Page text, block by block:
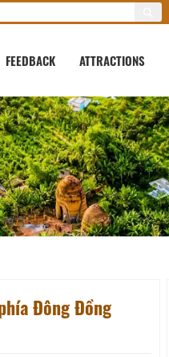
FEEDBACK ATTRACTIONS
Đông Đồng